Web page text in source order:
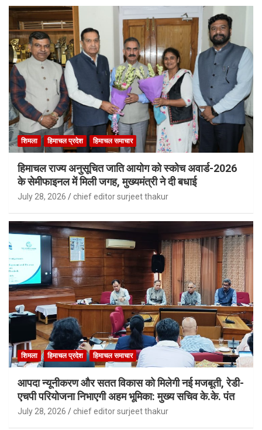
शिमला हिमाचल प्रदेश हिमाचल समाचार
हिमाचल राज्य अनुसूचित जाति आयोग को स्कोच अवार्ड-2026
के सेमीफाइनल में मिली जगह, मुख्यमंत्री ने दी बधाई
July 28, 2026 chief editor surjeet thakur
शिमला हिमाचल प्रदेश हिमाचल समाचार
आपदा न्यूनीकरण और सतत विकास को मिलेगी नई मजबूती, रेडी-
एचपी परियोजना निभाएगी अहम भूमिका: मुख्य सचिव के.के. पंत
July 28, 2026 chief editor surjeet thakur